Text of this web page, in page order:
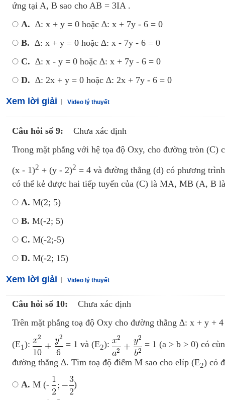
ứng tại A, B sao cho AB = 3IA .
A. ∆: x + y = 0 hoặc ∆: x + 7y - 6 = 0
B. ∆: x + y = 0 hoặc ∆: x - 7y - 6 = 0
C. ∆: x - y = 0 hoặc ∆: x + 7y - 6 = 0
D. ∆: 2x + y = 0 hoặc ∆: 2x + 7y - 6 = 0
Xem lời giải Video lý thuyết
Câu hỏi số 9:
Chưa xác định
Trong mặt phẳng với hệ tọa độ Oxy, cho đường tròn (C)
(x - 1)2 + (y - 2)2 = 4 và đường thẳng (d) có phương
có thể kẻ được hai tiếp tuyến của (C) là MA, MB (A, B
A. M(2; 5)
B. M(-2; 5)
C. M(-2;-5)
D. M(-2; 15)
Xem lời giải Video lý thuyết
Câu hỏi số 10:
Chưa xác định
Trên mặt phẳng toạ độ Oxy cho đường thẳng ∆: x + y +
(E1): = 1 và (E2):
= 1 (a > b > 0) có
đường thẳng ∆. Tìm toạ độ điểm M sao cho elíp (E2) có
A. M (- )